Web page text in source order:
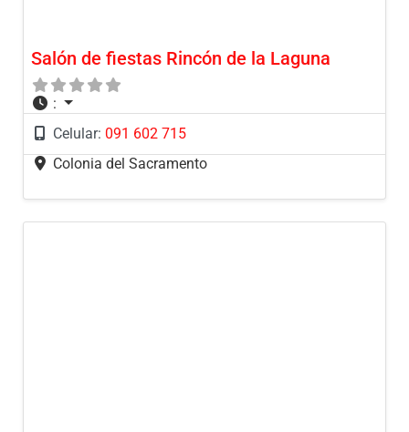
Salón de fiestas Rincón de la Laguna
:
Celular: 091 602 715
Colonia del Sacramento